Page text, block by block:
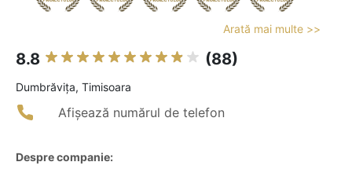
Arată mai multe >>
8.8 (88)
Dumbrăviţa, Timisoara
Afișează numărul de telefon
Despre companie: